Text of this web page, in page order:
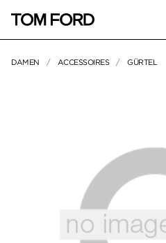
DAMEN ACCESSOIRES GÜRTEL